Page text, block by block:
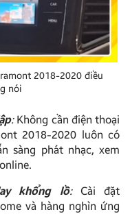
2018-2020 điều
nói
:Không cần điện thoại
2018-2020 luôn có
sàng phát nhạc, xem
khổng lồ:Cài đặt
và hàng nghìn ứng